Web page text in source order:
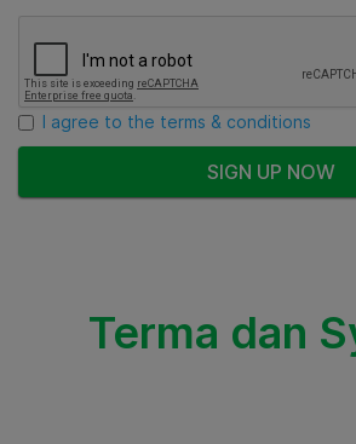
I agree to the terms & conditions
Terma dan